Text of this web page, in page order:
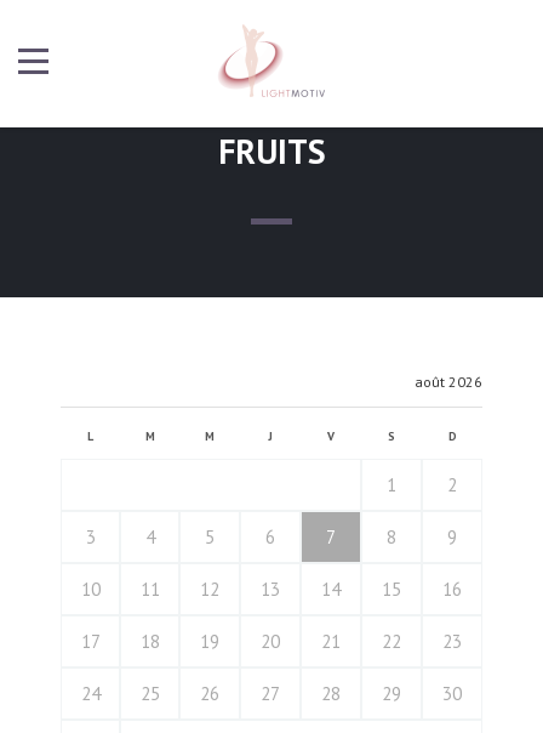
FRUITS
août 2026
L M M J V S D
1 2
3 4 5 6 7 8 9
10 11 12 13 14 15 16
17 18 19 20 21 22 23
24 25 26 27 28 29 30